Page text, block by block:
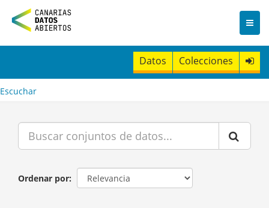
n
t
Datos Colecciones
Escuchar
Ordenar por